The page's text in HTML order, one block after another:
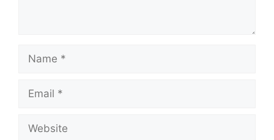
Name
Email
Website